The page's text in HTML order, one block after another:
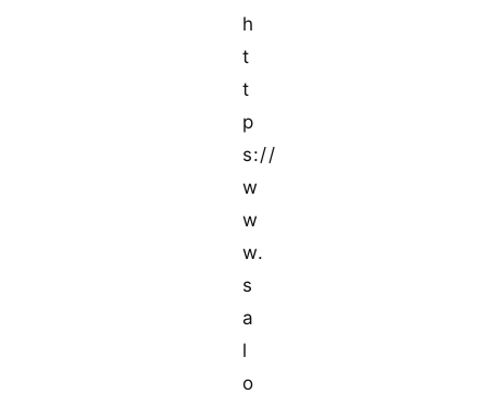
h
t
t
p
s://
w
w
w.
s
a
l
o